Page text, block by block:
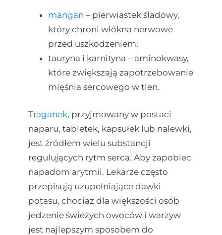
mangan – pierwiastek śladowy,
który chroni włókna nerwowe
przed uszkodzeniem;
tauryna i karnityna – aminokwasy,
które zwiększają zapotrzebowanie
mięśnia sercowego w tlen.
Traganek, przyjmowany w postaci
naparu, tabletek, kapsułek lub nalewki,
jest źródłem wielu substancji
regulujących rytm serca. Aby zapobiec
napadom arytmii. Lekarze często
przepisują uzupełniające dawki
potasu, chociaż dla większości osób
jedzenie świeżych owoców i warzyw
jest najlepszym sposobem do